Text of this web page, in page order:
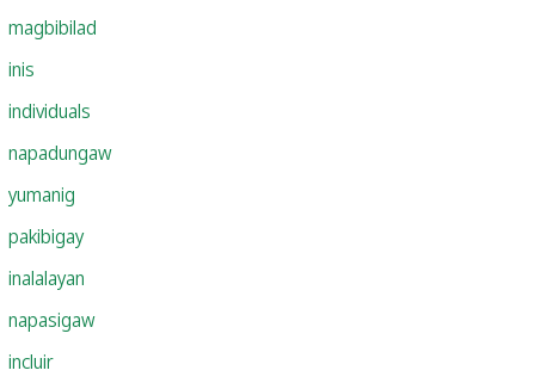
magbibilad
inis
individuals
napadungaw
yumanig
pakibigay
inalalayan
napasigaw
incluir